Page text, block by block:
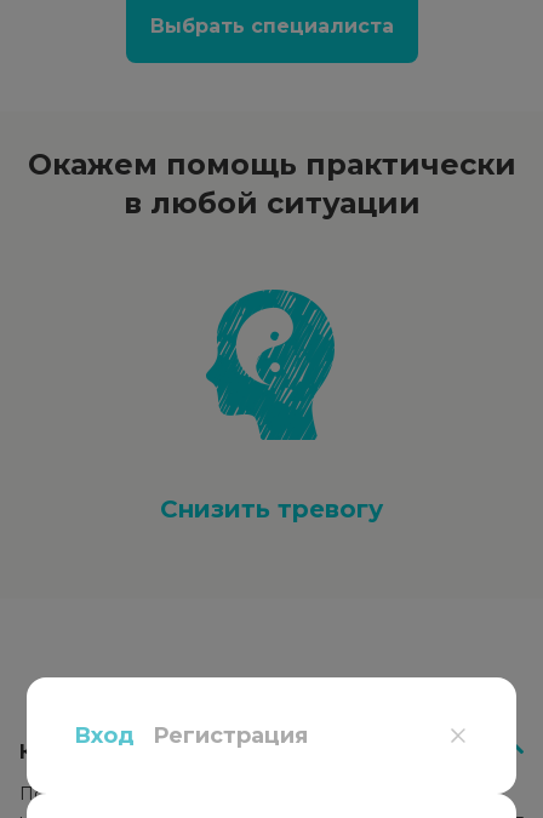
Выбрать специалиста
Окажем помощь практически
в любой ситуации
Снизить тревогу
Вопросыи ответы
Как работает психотерапия?
Психотерапевт подбирает подход к каждому клиенту,
Вход Регистрация